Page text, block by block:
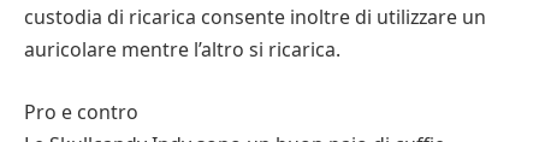
custodia di ricarica consente inoltre di utilizzare un
auricolare mentre l’altro si ricarica.
Pro e contro